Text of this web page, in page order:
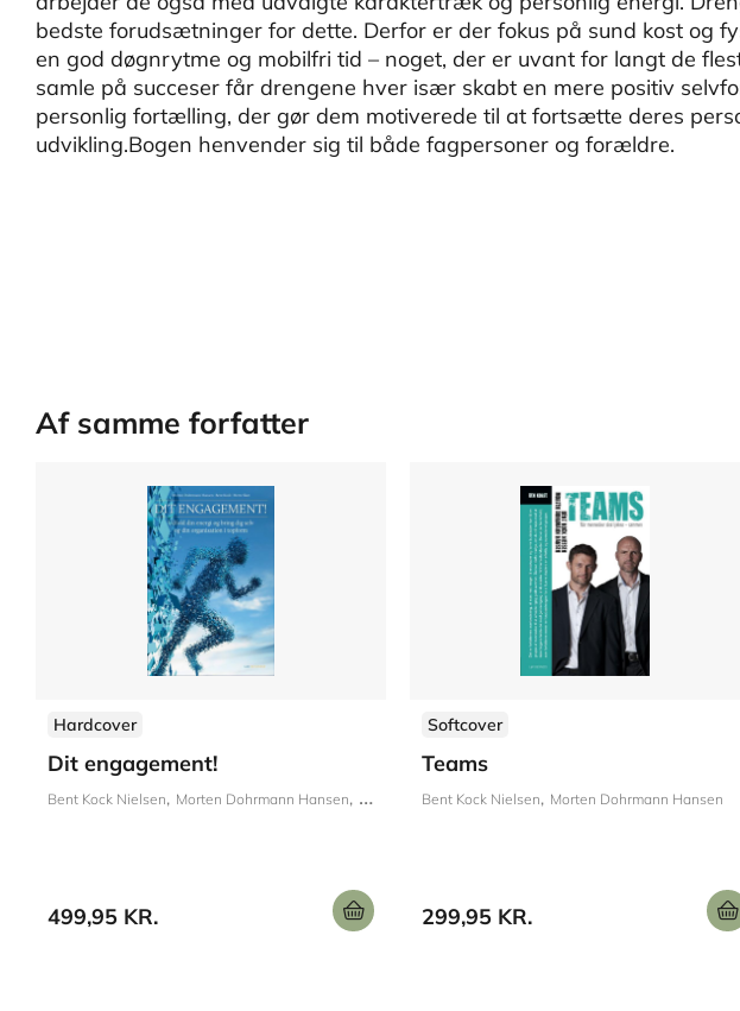
bedste forudsætninger for dette. Derfor er der fokus på sund kost og
en god døgnrytme og mobilfri tid – noget, der er uvant for langt de
samle på succeser får drengene hver især skabt en mere positiv
personlig fortælling, der gør dem motiverede til at fortsætte deres
udvikling.Bogen henvender sig til både fagpersoner og forældre.
Af samme forfatter
Hardcover
Dit engagement!
Bent Kock Nielsen Morten Dohrmann Hansen Bent Kock Mette Skøt
499,95 KR.
Softcover
Teams
Bent Kock Nielsen Morten Dohrmann Hansen
299,95 KR.